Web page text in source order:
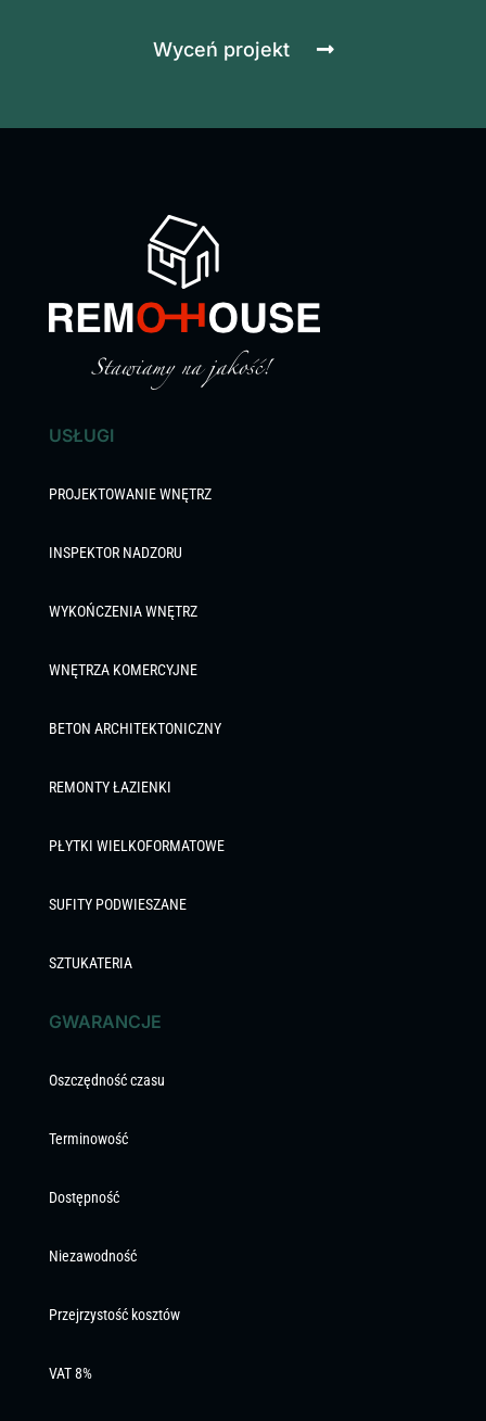
Wyceń projekt
USŁUGI
PROJEKTOWANIE WNĘTRZ
INSPEKTOR NADZORU
WYKOŃCZENIA WNĘTRZ
WNĘTRZA KOMERCYJNE
BETON ARCHITEKTONICZNY
REMONTY ŁAZIENKI
PŁYTKI WIELKOFORMATOWE
SUFITY PODWIESZANE
SZTUKATERIA
GWARANCJE
Oszczędność czasu
Terminowość
Dostępność
Niezawodność
Przejrzystość kosztów
VAT 8%